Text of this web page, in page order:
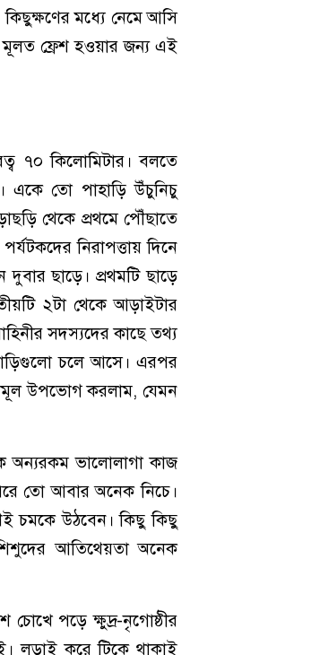
মধ্যে নেমে আসি
মূলত ফ্রেশ হওয়ার জন্য এই
৭০ কিলোমিটার। বলতে
একে তো পাহাড়ি উঁচুনিচু
থেকে প্রথমে পৌঁছাতে
নিরাপত্তায় দিনে
ছাড়ে। প্রথমটি ছাড়ে
২টা থেকে আড়াইটার
সদস্যদের কাছে তথ্য
চলে আসে। এরপর
উপভোগ করলাম, যেমন
অন্যরকম ভালোলাগা কাজ
তো আবার অনেক নিচে।
চমকে উঠবেন। কিছু কিছু
আতিথেয়তা অনেক
চোখে পড়ে ক্ষুদ্র-নৃগোষ্ঠীর
লড়াই করে টিকে থাকাই